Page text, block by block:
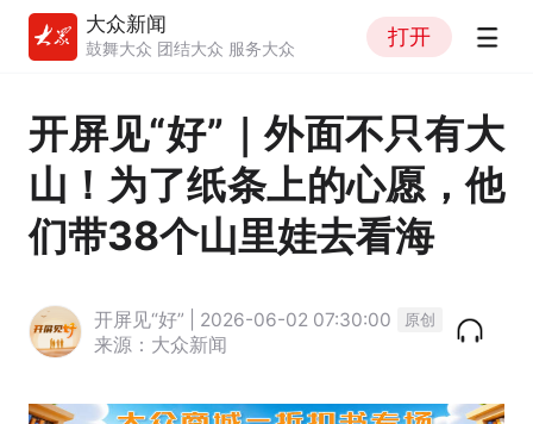
大众新闻
鼓舞大众 团结大众 服务大众
打开
开屏见“好”｜外面不只有大
山！为了纸条上的心愿，他
们带38个山里娃去看海
开屏见“好” | 2026-06-02 07:30:00 原创
来源：大众新闻